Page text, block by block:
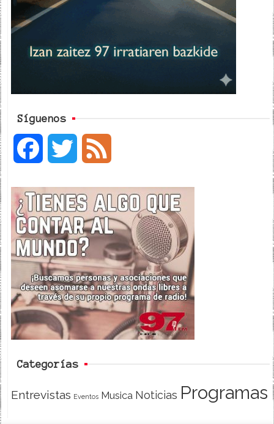
Síguenos
c
e
b
o
o
i
t
t
e
e
d
Categorías
Entrevistas Eventos Musica Noticias Programas